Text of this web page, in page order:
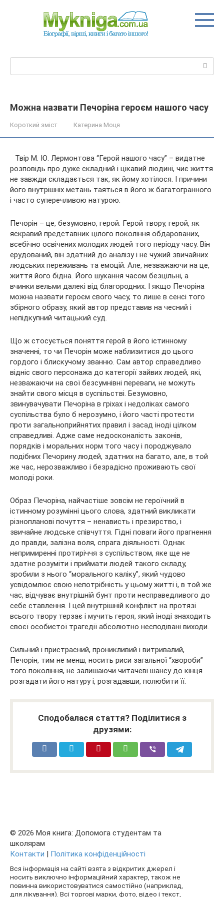
Можна назвати Печоріна героєм нашого часу
Короткий зміст Катерина Моця
Твір М. Ю. Лермонтова “Герой нашого часу” – видатне
розповідь про дуже складний і цікавий людині, чиє життя
не завжди складається так, як йому хотілося. І причини
його внутрішніх метань таяться в його ж багатогранного
і часто суперечливою натурою.
Печорін – це, безумовно, герой. Герой твору, герой, як
яскравий представник цілого покоління обдарованих,
всебічно освічених молодих людей того періоду часу. Він
ерудований, він здатний до аналізу і не чужий звичайних
людських переживань та емоцій. Але, незважаючи на це,
життя його бідна. Його шукання часом безцільні, а
вчинки вельми далекі від благородних. І якщо Печоріна
можна назвати героєм свого часу, то лише в сенсі того
збірного образу, який автор представив на чесний і
непідкупний читацький суд.
Що ж стосується поняття герой в його істинному
значенні, то чи Печорін може наблизитися до цього
гордого і блискучому званню. Сам автор справедливо
відніс свого персонажа до категорії зайвих людей, які,
незважаючи на свої безсумнівні переваги, не можуть
знайти свого місця в суспільстві. Безумовно,
звинувачувати Печоріна в гріхах і недоліках самого
суспільства було б нерозумно, і його часті протести
проти загальноприйнятих правил і засад іноді цілком
справедливі. Адже саме недосконалість законів,
порядків і моральних норм того часу і породжувало
подібних Печорину людей, здатних на багато, але, в той
же час, нерозважливо і безрадісно проживають свої
молоді роки.
Образ Печоріна, найчастіше зовсім не героїчний в
істинному розумінні цього слова, здатний викликати
різнопланові почуття – ненависть і презирство, і
звичайне людське співчуття. Гідні поваги його прагнення
до правди, залізна воля, спрага діяльності. Однак
непримиренні протиріччя з суспільством, яке ще не
здатне розуміти і приймати людей такого складу,
зробили з нього “морального каліку”, який чудово
усвідомлює свою непотрібність у цьому житті і, в той же
час, відчуває внутрішній бунт проти несправедливого до
себе ставлення. І цей внутрішній конфлікт на протязі
всього твору терзає і мучить героя, який іноді знаходить
своєї особистої трагедії абсолютно несподівані виходи.
Сильний і пристрасний, проникливий і витривалий,
Печорін, тим не менш, носить риси загальної “хвороби”
того покоління, не залишаючи читачеві шансу до кінця
розгадати його натуру і, розгадавши, полюбити її.
Сподобалася стаття? Поділитися з
друзями:
© 2026 Моя книга: Допомога студентам та
школярам
Контакти | Політика конфіденційності
Вся інформація на сайті взята з відкритих джерел і
носить виключно інформаційний характер, також не
повинна використовуватися самостійно (наприклад,
для лікування). Всі торгові марки, фото, відео і текст,